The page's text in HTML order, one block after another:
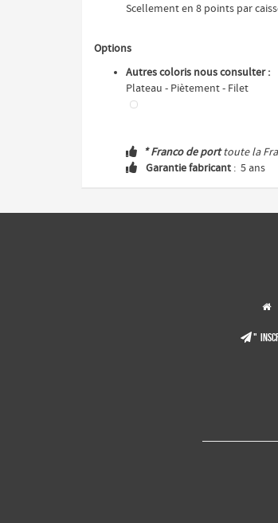
Scellement en 8 points par
Options
Autres coloris nous consulter :
Plateau - Piètement - Filet
 * Franco de porttoute la
 Garantie fabricant : 5 ans

"